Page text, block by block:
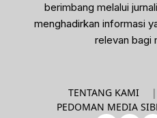
berimbang melalui
menghadirkan informasi
relevan bagi
TENTANG KAMI |
PEDOMAN MEDIA